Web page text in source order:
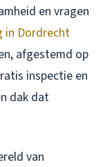
en vragen
in Dordrecht
afgestemd op
inspectie en
dak dat
van